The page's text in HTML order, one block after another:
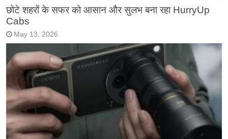
छोटे शहरों के सफर को आसान और सुलभ बना रहा HurryUp
Cabs
May 13, 2026